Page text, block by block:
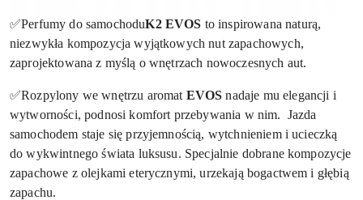
✅Perfumy do samochoduK2 EVOS to inspirowana naturą,
niezwykła kompozycja wyjątkowych nut zapachowych,
zaprojektowana z myślą o wnętrzach nowoczesnych aut.
✅Rozpylony we wnętrzu aromat EVOSnadaje mu elegancji i
wytworności, podnosi komfort przebywania w nim. Jazda
samochodem staje się przyjemnością, wytchnieniem i ucieczką
do wykwintnego świata luksusu. Specjalnie dobrane kompozycje
zapachowe z olejkami eterycznymi, urzekają bogactwem i głębią
zapachu.